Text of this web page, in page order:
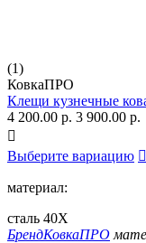
(1)
КовкаПРО
Клещи кузнечные
4 200.00 р. 3 900.00 р.

Выберите вариацию 
материал:
сталь 40Х
БрендКовкаПРО